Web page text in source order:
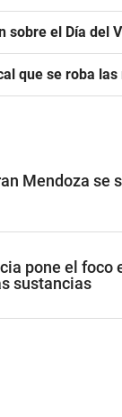
sobre el Día del
que se roba
Mendoza se
pone el foco
sustancias